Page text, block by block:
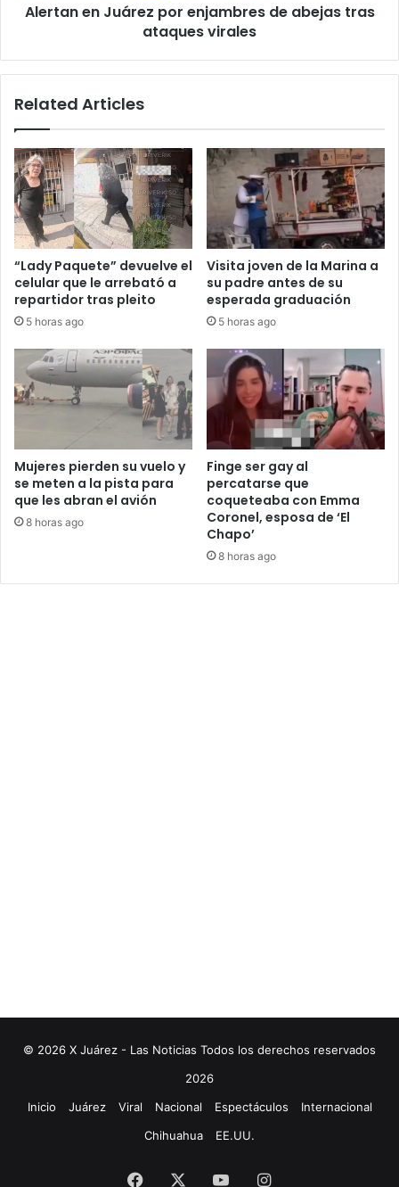
virales
Alertan en Juárez por enjambres de abejas tras
ataques virales
Related Articles
“Lady Paquete” devuelve el
celular que le arrebató a
repartidor tras pleito
5 horas ago
Visita joven de la Marina a
su padre antes de su
esperada graduación
5 horas ago
Mujeres pierden su vuelo y
se meten a la pista para
que les abran el avión
8 horas ago
Finge ser gay al
percatarse que
coqueteaba con Emma
Coronel, esposa de ‘El
Chapo’
8 horas ago
© 2026 X Juárez - Las Noticias Todos los derechos reservados
2026
Inicio
Juárez Viral Nacional Espectáculos
Internacional
Chihuahua
EE.UU.
Facebook YouTubeInstagram